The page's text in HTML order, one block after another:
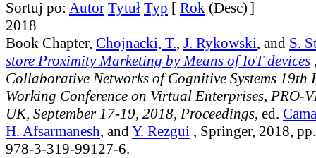
Sortuj po: Autor Tytuł Typ [ Rok
]
2018
Book Chapter, Chojnacki, T., J. Rykowski, and S.
store Proximity Marketing by Means of IoT devices
Collaborative Networks of Cognitive Systems 19th
Working Conference on Virtual Enterprises, PRO-
UK, September 17-19, 2018, Proceedings, ed.
H. Afsarmanesh, and Y. Rezgui , Springer, 2018,
978-3-319-99127-6.